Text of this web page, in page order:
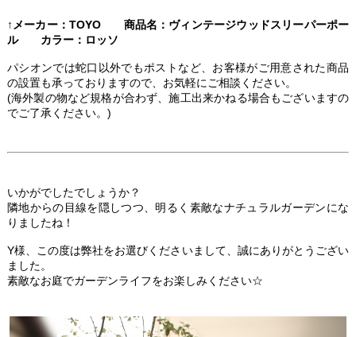
↑メーカー：TOYO 商品名：ヴィンテージウッドスリーパーポー
ル カラー：ロッソ
パシオンでは蛇口以外でもポストなど、お客様がご用意された商品
の設置も承っておりますので、お気軽にご相談ください。
(海外製の物など規格が合わず、施工出来かねる場合もございますの
でご了承ください。)
いかがでしたでしょうか？
隣地からの目線を隠しつつ、明るく素敵なナチュラルガーデンにな
りましたね！
Y様、この度は弊社をお選びくださいまして、誠にありがとうござい
ました。
素敵なお庭でガーデンライフをお楽しみください☆